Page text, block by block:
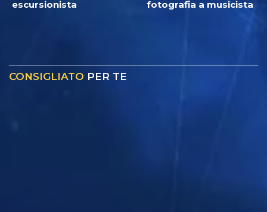
escursionista
fotografia a musicista
CONSIGLIATO PER TE